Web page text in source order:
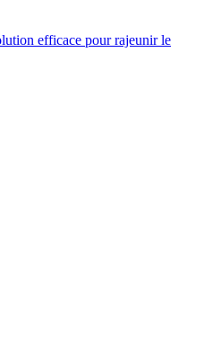
efficace pour rajeunir le